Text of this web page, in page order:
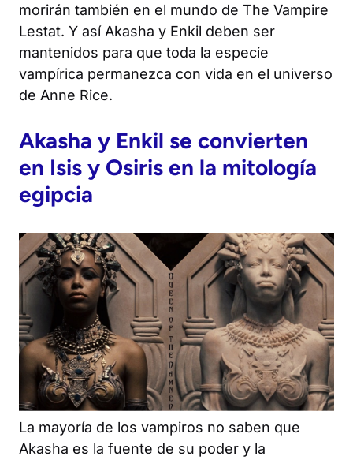
morirán también en el mundo de The Vampire
Lestat. Y así Akasha y Enkil deben ser
mantenidos para que toda la especie
vampírica permanezca con vida en el universo
de Anne Rice.
Akasha y Enkil se convierten
en Isis y Osiris en la mitología
egipcia
La mayoría de los vampiros no saben que
Akasha es la fuente de su poder y la